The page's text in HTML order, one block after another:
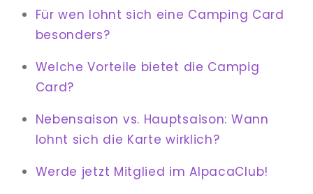
Für wen lohnt sich eine Camping Card
besonders?
Welche Vorteile bietet die Campig
Card?
Nebensaison vs. Hauptsaison: Wann
lohnt sich die Karte wirklich?
Werde jetzt Mitglied im AlpacaClub!